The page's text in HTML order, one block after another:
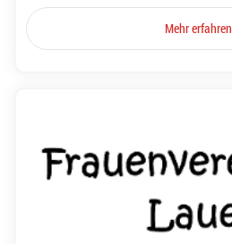
Mehr erfahren